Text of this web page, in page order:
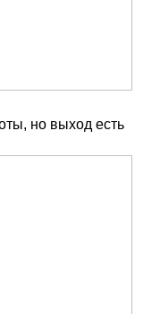
но выход есть